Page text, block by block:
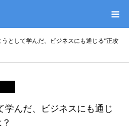
うとして学んだ、ビジネスにも通じる“正攻
学んだ、ビジネスにも通じ